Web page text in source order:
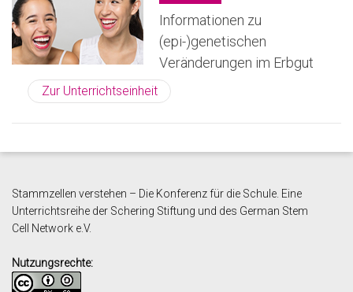
Informationen zu
(epi-)genetischen
Veränderungen im Erbgut
Zur Unterrichtseinheit
Stammzellen verstehen – Die Konferenz für die Schule. Eine
Unterrichtsreihe der Schering Stiftung und des German Stem
Cell
Network e.V.
Nutzungsrechte: